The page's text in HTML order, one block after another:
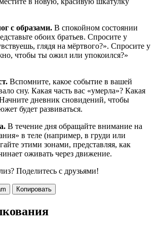
с образами. В спокойном состоянии
обоих братьев. Спросите у
глядя на мёртвого?». Спросите у
чтобы ты ожил или упокоился?»
Вспомните, какое событие в вашей
сну. Какая часть вас «умерла»? Какая
дневник сновидений, чтобы
будет развиваться.
В течение дня обращайте внимание на
в теле (например, в груди или
этими зонами, представляя, как
оживать через движение.
Поделитесь с друзьями!
Копировать